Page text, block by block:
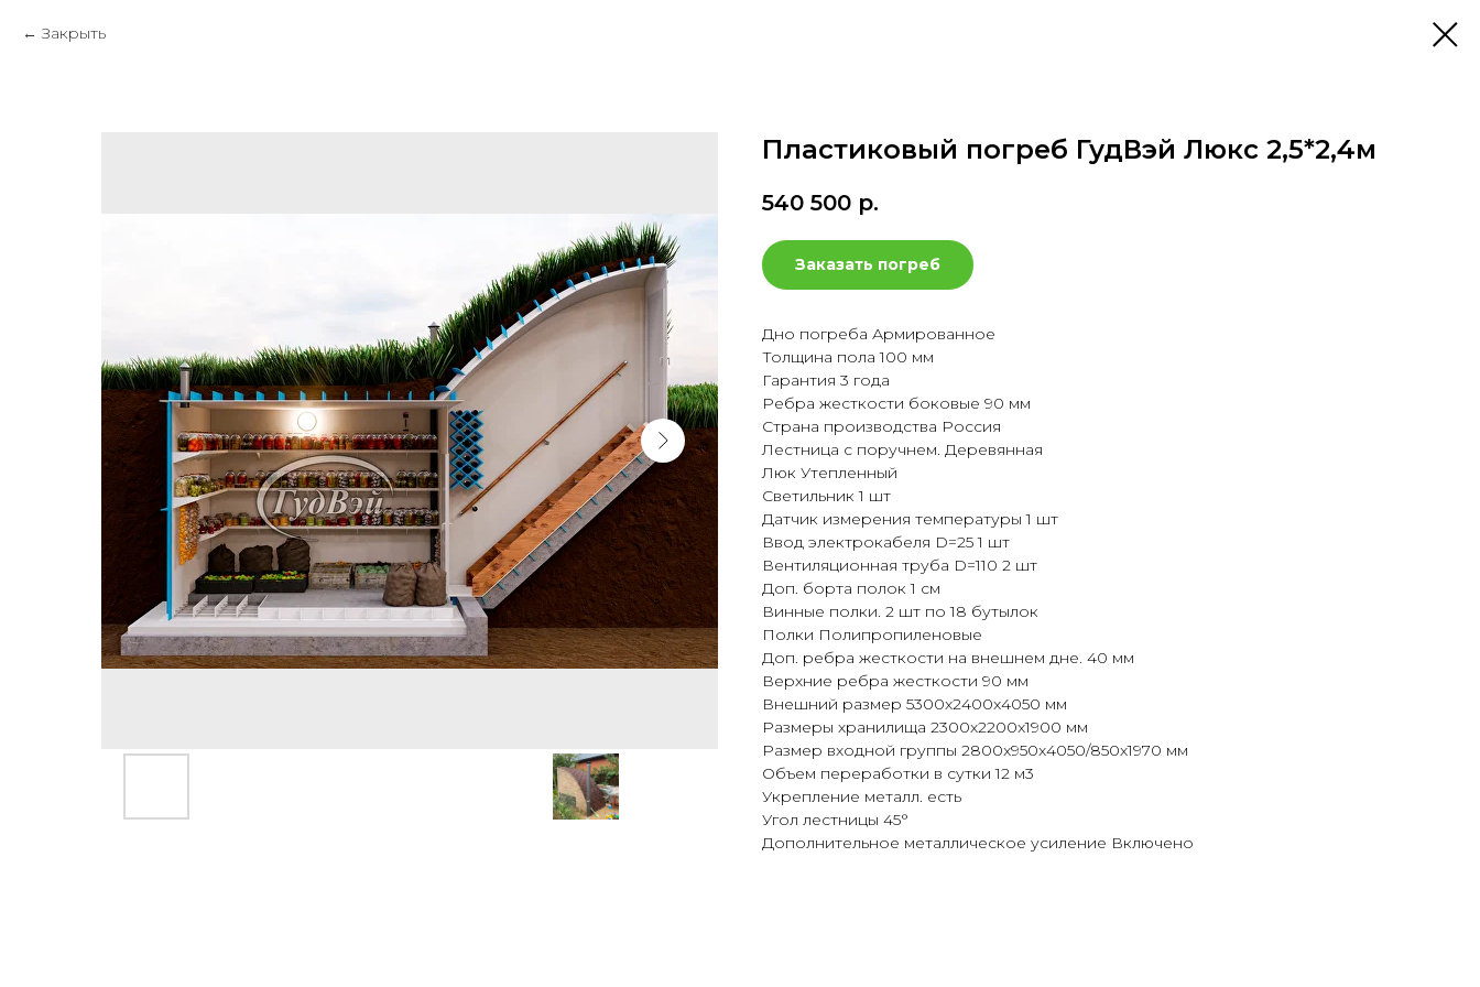
Закрыть
Пластиковый погреб ГудВэй Люкс 2,5*2,4м
540 500 р.
Заказать погреб
Дно погреба Армированное
Толщина пола 100 мм
Гарантия 3 года
Ребра жесткости боковые 90 мм
Страна производства Россия
Лестница с поручнем. Деревянная
Люк Утепленный
Светильник 1 шт
Датчик измерения температуры 1 шт
Ввод электрокабеля D=25 1 шт
Вентиляционная труба D=110 2 шт
Доп. борта полок 1 см
Винные полки. 2 шт по 18 бутылок
Полки Полипропиленовые
Доп. ребра жесткости на внешнем дне. 40 мм
Верхние ребра жесткости 90 мм
Внешний размер 5300x2400x4050 мм
Размеры хранилища 2300x2200x1900 мм
Размер входной группы 2800x950x4050/850x1970 мм
Объем переработки в сутки 12 м3
Укрепление металл. есть
Угол лестницы 45°
Дополнительное металлическое усиление Включено